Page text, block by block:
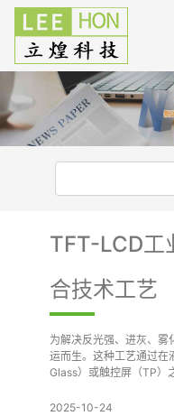
TFT-LCD工
合技术工艺
为解决反光强、进灰、雾
运而生。这种工艺通过
Glass）或触控屏（TP）
2025-10-24